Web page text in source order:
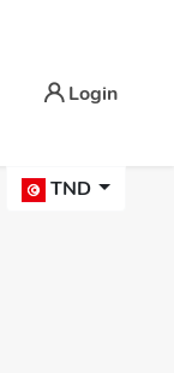
Login
TND